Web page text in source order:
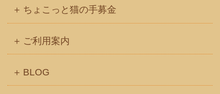
ちょこっと猫の手募金
ご利用案内
BLOG